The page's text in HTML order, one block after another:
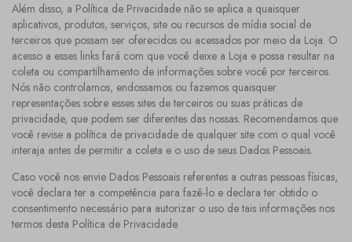
Além disso, a Política de Privacidade não se aplica a quaisquer
aplicativos, produtos, serviços, site ou recursos de mídia social de
terceiros que possam ser oferecidos ou acessados por meio da Loja. O
acesso a esses links fará com que você deixe a Loja e possa resultar na
coleta ou compartilhamento de informações sobre você por terceiros.
Nós não controlamos, endossamos ou fazemos quaisquer
representações sobre esses sites de terceiros ou suas práticas de
privacidade, que podem ser diferentes das nossas. Recomendamos que
você revise a política de privacidade de qualquer site com o qual você
interaja antes de permitir a coleta e o uso de seus Dados Pessoais.
Caso você nos envie Dados Pessoais referentes a outras pessoas físicas,
você declara ter a competência para fazê-lo e declara ter obtido o
consentimento necessário para autorizar o uso de tais informações nos
termos desta Política de Privacidade.